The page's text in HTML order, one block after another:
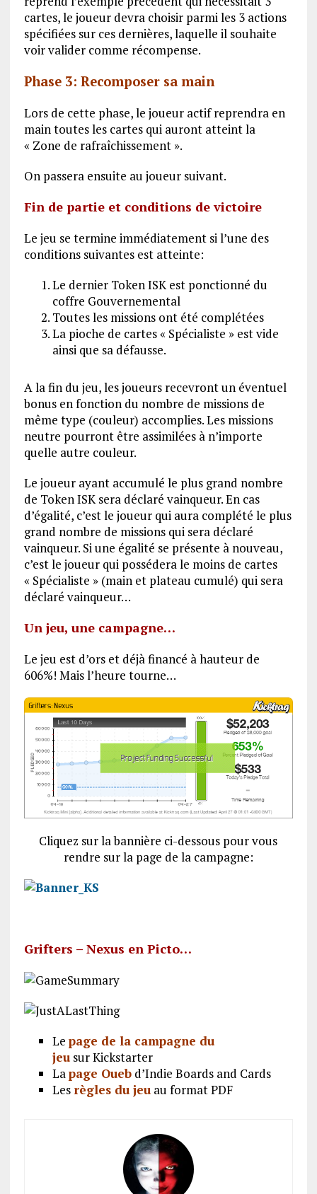
cartes, le joueur devra choisir parmi les 3 actions
spécifiées sur ces dernières, laquelle il souhaite
voir valider comme récompense.
Phase 3: Recomposer sa main
Lors de cette phase, le joueur actif reprendra en
main toutes les cartes qui auront atteint la
« Zone de rafraîchissement ».
On passera ensuite au joueur suivant.
Fin de partie et conditions de victoire
Le jeu se termine immédiatement si l’une des
conditions suivantes est atteinte:
Le dernier Token ISK est ponctionné du
coffre Gouvernemental
Toutes les missions ont été complétées
La pioche de cartes « Spécialiste » est vide
ainsi que sa défausse.
A la fin du jeu, les joueurs recevront un éventuel
bonus en fonction du nombre de missions de
même type (couleur) accomplies. Les missions
neutre pourront être assimilées à n’importe
quelle autre couleur.
Le joueur ayant accumulé le plus grand nombre
de Token ISK sera déclaré vainqueur. En cas
d’égalité, c’est le joueur qui aura complété le plus
grand nombre de missions qui sera déclaré
vainqueur. Si une égalité se présente à nouveau,
c’est le joueur qui possédera le moins de cartes
« Spécialiste » (main et plateau cumulé) qui sera
déclaré vainqueur…
Un jeu, une campagne…
Le jeu est d’ors et déjà financé à hauteur de
606%! Mais l’heure tourne…
Cliquez sur la bannière ci-dessous pour vous
rendre sur la page de la campagne:
Grifters – Nexus en Picto…
Le page de la campagne du
jeusur Kickstarter
Lapage Ouebd’Indie Boards and Cards
Les règles du jeuau format PDF